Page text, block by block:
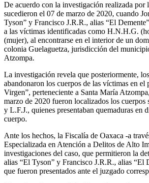
De acuerdo con la investigación realizada por
sucedieron el 07 de marzo de 2020, cuando
Tyson” y Francisco J.R.R., alias “El
a las víctimas identificadas como H.N.H.G.
(mujer), al encontrarse en el interior de un
colonia Guelaguetza, jurisdicción del
Atzompa.
La investigación revela que posteriormente,
abandonaron los cuerpos de las víctimas en el
Virgen”, perteneciente a Santa María
marzo de 2020 fueron localizados los
y L.F.J., quienes presentaban quemaduras en
cuerpo.
Ante los hechos, la Fiscalía de Oaxaca -a
Especializada en Atención a Delitos de Alto
investigaciones del caso, que permitieron la
alias “El Tyson” y Francisco J.R.R., alias “El
que fueron presentados ante el juzgado